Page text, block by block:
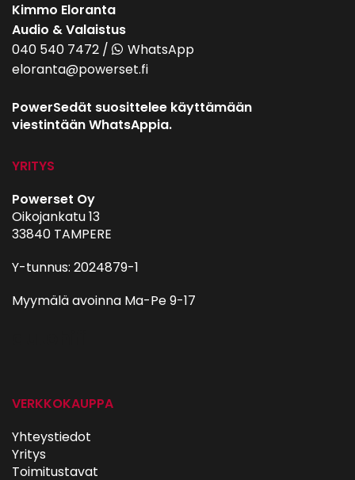
Kimmo Eloranta
Audio & Valaistus
040 540 7472 /
WhatsApp
eloranta@powerset.fi
PowerSedät suosittelee käyttämään
viestintään WhatsAppia.
YRITYS
Powerset Oy
Oikojankatu 13
33840 TAMPERE
Y-tunnus: 2024879-1
Myymälä avoinna Ma-Pe 9-17
VERKKOKAUPPA
Yhteystiedot
Yritys
Toimitustavat